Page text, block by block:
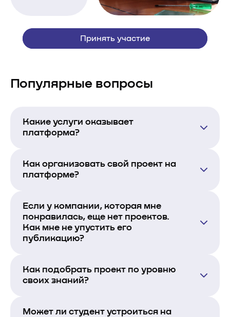
Принять участие
Популярные вопросы
Какие услуги оказывает
платформа?
Как организовать свой проект на
платформе?
Если у компании, которая мне
понравилась, еще нет проектов.
Как мне не упустить его
публикацию?
Как подобрать проект по уровню
своих знаний?
Может ли студент устроиться на